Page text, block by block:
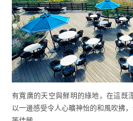
有寬廣的天空與鮮明的綠地，在這既
以一邊感受令人心曠神怡的和風吹拂，